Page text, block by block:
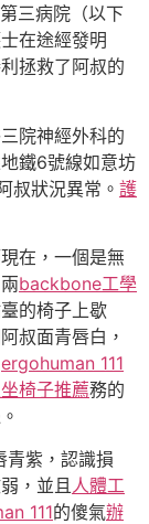
三病院（以下
在途經發明
拯救了阿叔的
院神經外科的
鐵6號線如意坊
叔狀況異常。 護
在，一個是無
backbone工學
的椅子上歇
叔面青唇白，
ergohuman 111
椅子推薦務的
青紫，認識損
，並且 人體工
111的傻氣辦